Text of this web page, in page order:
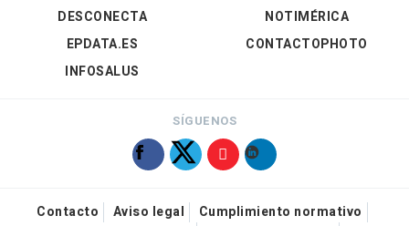
DESCONECTA
EPDATA.ES
INFOSALUS
NOTIMÉRICA
CONTACTOPHOTO
SÍGUENOS
Contacto Aviso legal
Cumplimiento normativo